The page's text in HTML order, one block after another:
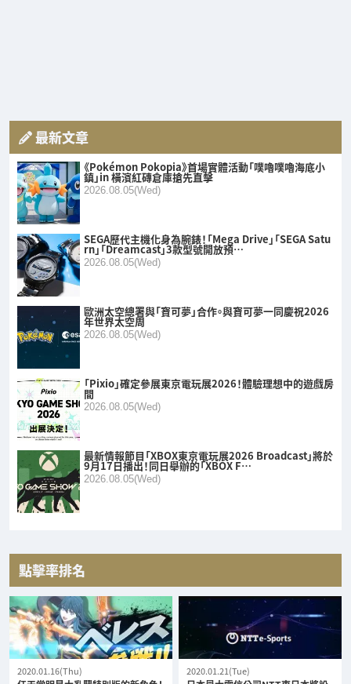
最新文章
《Pokémon Pokopia》首場實體活動「噗嚕噗嚕海底小
鎮」in 橫濱紅磚倉庫搶先直擊
2026.08.05(Wed)
SEGA歷代主機化身為腕錶！「Mega Drive」「SEGA Satu
rn」「Dreamcast」3款型號開放預…
2026.08.05(Wed)
歐洲太空總署與「寶可夢」合作。與寶可夢一同慶祝2026
年世界太空周
2026.08.05(Wed)
「Pixio」確定參展東京電玩展2026！體驗理想中的遊戲房
間
2026.08.05(Wed)
最新情報節目「XBOX東京電玩展2026 Broadcast」將於
9月17日播出！同日舉辦的「XBOX F…
2026.08.05(Wed)
點擊率排名
2020.01.16(Thu) 2020.01.21(Tue)